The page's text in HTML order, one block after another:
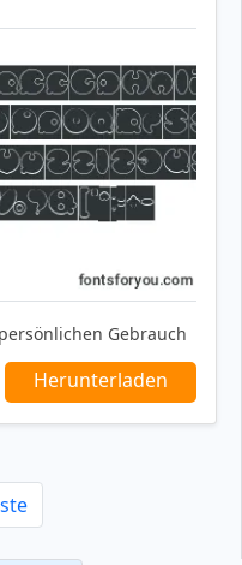
Gebrauch
Herunterladen